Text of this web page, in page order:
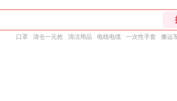
口罩 清仓一元抢 清洁用品 电线电缆 一次性手套 搬运